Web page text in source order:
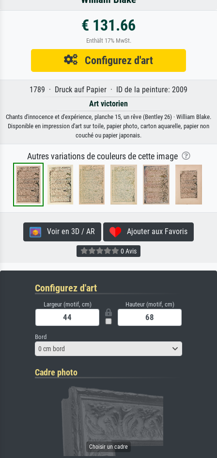
€ 131.66
Enthält 17% MwSt.
Configurez d'art
1789 · Druck auf Papier · ID de la peinture: 2009
Art victorien
Chants d'innocence et d'expérience, planche 15, un rêve (Bentley 26) · William Blake.
Disponible en impression d'art sur toile, papier photo, carton aquarelle, papier non
couché ou papier japonais.
Autres variations de couleurs de cette image
Voir en 3D / AR Ajouter aux Favoris
0 Avis
Configurez d'art
Largeur (motif, cm) Hauteur (motif, cm)
Bord
0 cm bord
Cadre photo